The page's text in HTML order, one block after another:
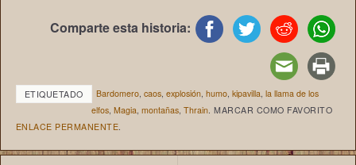
Comparte esta historia:
ETIQUETADO Bardomero, caos, explosión, humo, kipavilla la llama de los
elfos, Magia montañas, Thrain. MARCAR COMO FAVORITO
ENLACE PERMANENTE